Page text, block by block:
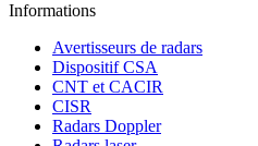
Informations
Avertisseurs de radars
Dispositif CSA
CNT et CACIR
CISR
Radars Doppler